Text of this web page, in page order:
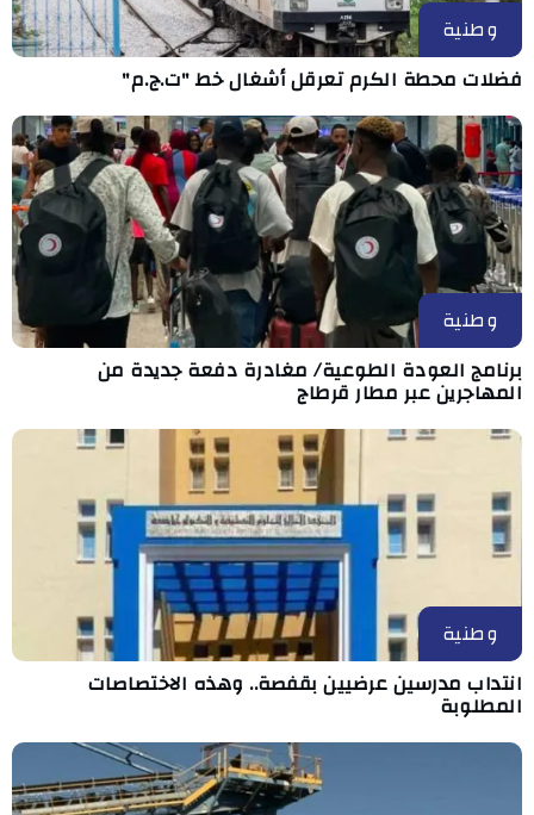
وطنية
فضلات محطة الكرم تعرقل أشغال خط "ت.ج.م"
وطنية
برنامج العودة الطوعية/ مغادرة دفعة جديدة من
المهاجرين عبر مطار قرطاج
وطنية
انتداب مدرسين عرضيين بقفصة.. وهذه الاختصاصات
المطلوبة